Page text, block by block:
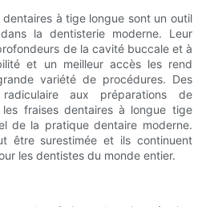
dentaires à tige longue sont un outil
la dentisterie moderne. Leur
de la cavité buccale et à
et un meilleur accès les rend
variété de procédures. Des
aux préparations de
fraises dentaires à longue tige
de la pratique dentaire moderne.
être surestimée et ils continuent
les dentistes du monde entier.